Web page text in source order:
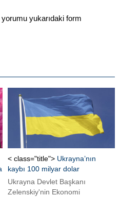
yukarıdaki form
< class="title"> Ukrayna’nın
kaybı 100 milyar dolar
Ukrayna Devlet Başkanı
Zelenskiy'nin Ekonomi